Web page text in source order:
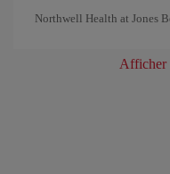
Northwell Health at Jones
Afficher